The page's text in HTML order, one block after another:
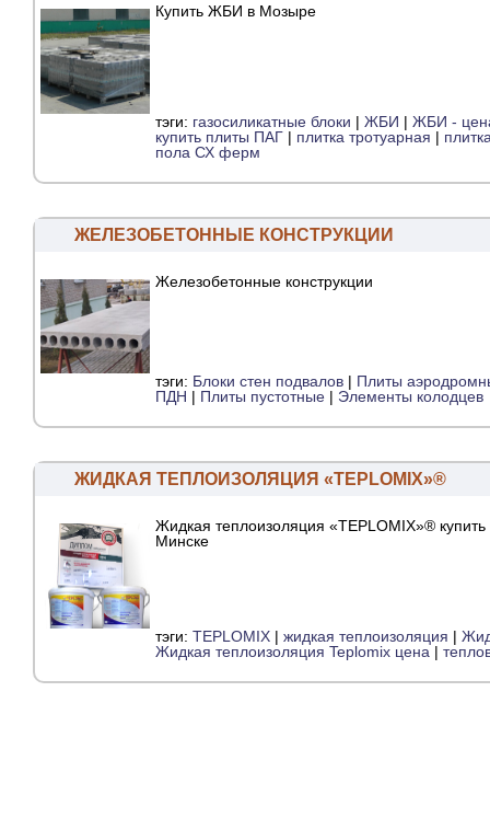
Купить ЖБИ в Мозыре
тэги: газосиликатные блоки | ЖБИ | ЖБИ -
купить плиты ПАГ | плитка тротуарная |
пола СХ ферм
ЖЕЛЕЗОБЕТОННЫЕ КОНСТРУКЦИИ
Железобетонные конструкции
тэги: Блоки стен подвалов | Плиты
ПДН | Плиты пустотные | Элементы колодцев
ЖИДКАЯ ТЕПЛОИЗОЛЯЦИЯ «TEPLOMIX»®
Жидкая теплоизоляция «TEPLOMIX»® купить
Минске
тэги: TEPLOMIX | жидкая теплоизоляция |
Жидкая теплоизоляция Teplomix цена |